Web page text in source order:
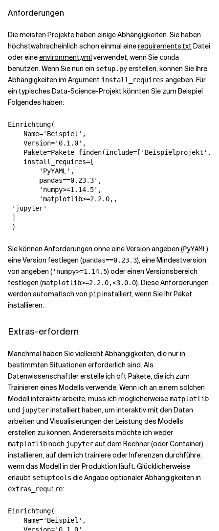
Anforderungen
Die meisten Projekte haben einige Abhängigkeiten. Sie haben
höchstwahrscheinlich schon einmal einerequirements.txt Datei
oder eineenvironment.ymlverwendet, wenn Sie conda
benutzen. Wenn Sie nun ein setup.pyerstellen, können Sie Ihre
Abhängigkeiten im Argument install_requires angeben. Für
ein typisches Data-Science-Projekt könnten Sie zum Beispiel
Folgendes haben:
Einrichtung(
Name='Beispiel' ,
Version='0.1.0' ,
Pakete=Pakete_finden(include= [ 'Beispielprojekt' ,
install_requires= [
'PyYAML' ,
pandas==0.23.3' ,
'numpy>=1.14.5' ,
'matplotlib>=2.2.0, ,
'jupyter'
]
Sie können Anforderungen ohne eine Version angeben (PyYAML ),
eine Version festlegen (pandas==0.23.3), eine Mindestversion
von angeben ('numpy>=1.14.5) oder einen Versionsbereich
festlegen (matplotlib>=2.2.0,<3.0.0). Diese Anforderungen
werden automatisch von pipinstalliert, wenn Sie Ihr Paket
installieren.
Extras-erfordern
Manchmal haben Sie vielleicht Abhängigkeiten, die nur in
bestimmten Situationen erforderlich sind. Als
Datenwissenschaftler erstelle ich oft Pakete, die ich zum
Trainieren eines Modells verwende. Wenn ich an einem solchen
Modell interaktiv arbeite, muss ich möglicherweisematplotlib
und jupyterinstalliert haben, um interaktiv mit den Daten
arbeiten und Visualisierungen der Leistung des Modells
erstellen zu können. Andererseits möchte ich weder
matplotlibnoch jupyterauf dem Rechner (oder Container)
installieren, auf dem ich trainiere oder Inferenzen durchführe,
wenn das Modell in der Produktion läuft. Glücklicherweise
erlaubt setuptools die Angabe optionaler Abhängigkeiten in
extras_require:
Einrichtung(
Name='Beispiel' ,